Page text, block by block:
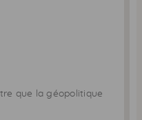
que la géopolitique